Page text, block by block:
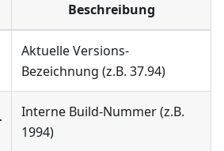
Beschreibung
Aktuelle Versions-
Bezeichnung (z.B. 37.94)
Interne Build-Nummer (z.B.
1994)